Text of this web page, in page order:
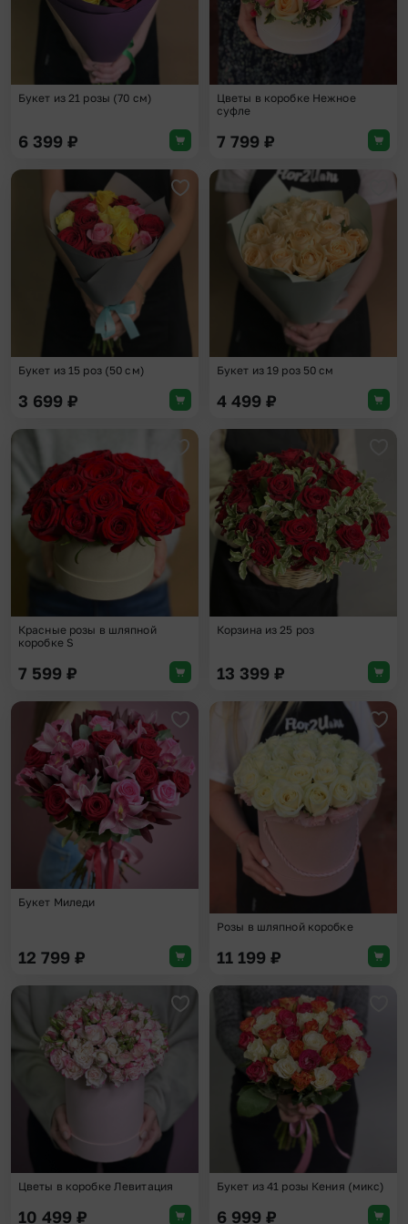
Букет из 21 розы (70 см)
6 399 ₽
Цветы в коробке Нежное
суфле
7 799 ₽
Добавить в избранное
Букет из 15 роз (50 см)
3 699 ₽
Букет из 19 роз 50 см
4 499 ₽
Добавить в избранное
Красные розы в шляпной
коробке S
7 599 ₽
Корзина из 25 роз
13 399 ₽
Добавить в избранное
Букет Миледи
12 799 ₽
Розы в шляпной коробке
11 199 ₽
Добавить в избранное
Цветы в коробке Левитация
10 499 ₽
Букет из 41 розы Кения (микс)
6 999 ₽